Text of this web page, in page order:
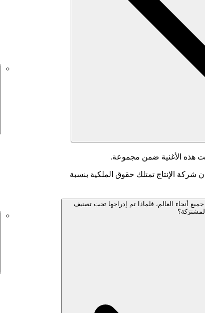
هذه الأغنية ضمن مجموعة.
شركة الإنتاج تمتلك حقوق الملكية بنسبة
أنحاء العالم، فلماذا تم إدراجها تحت تصنيف